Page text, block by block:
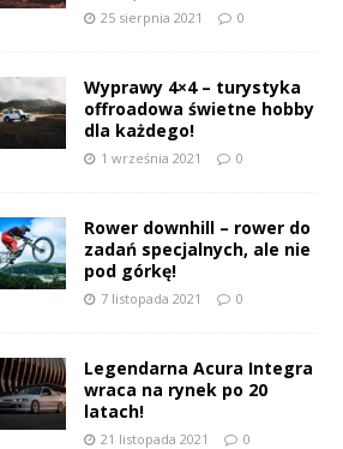
25 sierpnia 2021 0
Wyprawy 4×4 – turystyka
offroadowa świetne hobby
dla każdego!
1 września 2021 0
Rower downhill – rower do
zadań specjalnych, ale nie
pod górkę!
7 listopada 2021 0
Legendarna Acura Integra
wraca na rynek po 20
latach!
21 listopada 2021 0